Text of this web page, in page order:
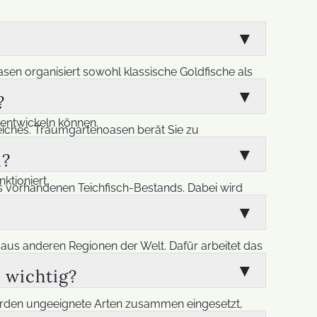
organisiert sowohl klassische Goldfische als
die sowohl optisch überzeugt als auch
können.
Traumgartenoasen berät Sie zu
zusammengestellt. So wird
Teichfisch-Bestands. Dabei wird
harmonisch erweitert und an die Bedürfnisse
anderen Regionen der Welt. Dafür arbeitet das
passenden Bedingungen ausgewählt und
wichtig?
ungeeignete Arten zusammen eingesetzt,